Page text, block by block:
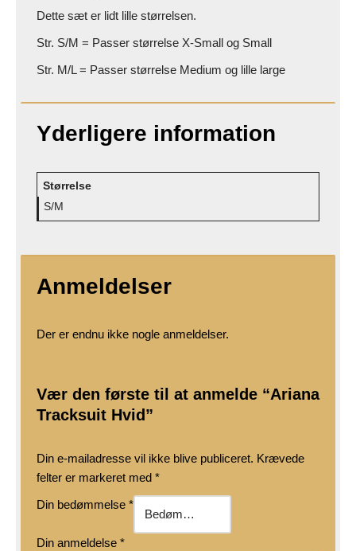
Dette sæt er lidt lille størrelsen.
Str. S/M = Passer størrelse X-Small og Small
Str. M/L = Passer størrelse Medium og lille large
Yderligere information
Størrelse
S/M
Anmeldelser
Der er endnu ikke nogle anmeldelser.
Vær den første til at anmelde “Ariana
Tracksuit Hvid”
Din e-mailadresse vil ikke blive publiceret. Krævede
felter er markeret med *
Din bedømmelse *
Din anmeldelse *